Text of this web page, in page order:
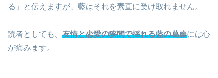
る」と伝えますが、藍はそれを素直に受け取れません。
読者としても、 友情と恋愛の狭間で揺れる藍の葛藤には心
が痛みます。